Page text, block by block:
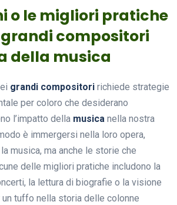
o le migliori pratiche
compositori
della musica
grandi compositori richiede strategie
per coloro che desiderano
l’impatto della musica nella nostra
è immergersi nella loro opera,
musica, ma anche le storie che
delle migliori pratiche includono la
la lettura di biografie o la visione
tuffo nella storia delle colonne